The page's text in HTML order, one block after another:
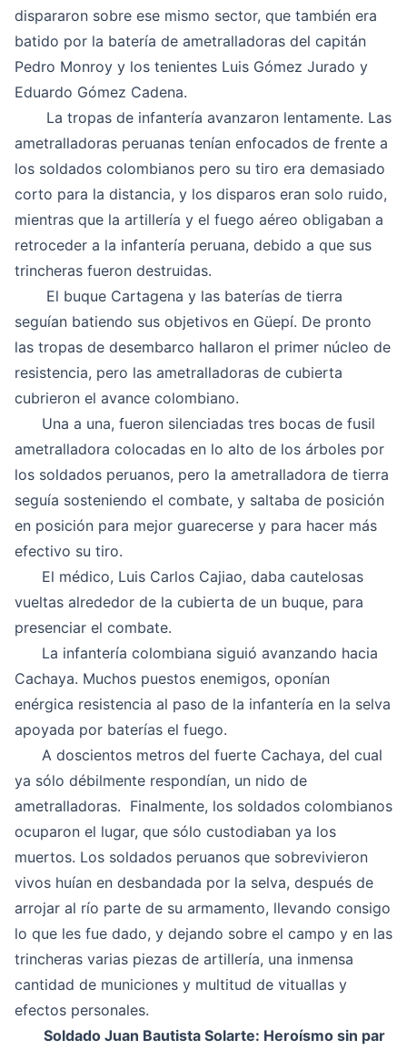
dispararon sobre ese mismo sector, que también era
batido por la batería de ametralladoras del capitán
Pedro Monroy y los tenientes Luis Gómez Jurado y
Eduardo Gómez Cadena.
La tropas de infantería avanzaron lentamente. Las
ametralladoras peruanas tenían enfocados de frente a
los soldados colombianos pero su tiro era demasiado
corto para la distancia, y los disparos eran solo ruido,
mientras que la artillería y el fuego aéreo obligaban a
retroceder a la infantería peruana, debido a que sus
trincheras fueron destruidas.
El buque Cartagena y las baterías de tierra
seguían batiendo sus objetivos en Güepí. De pronto
las tropas de desembarco hallaron el primer núcleo de
resistencia, pero las ametralladoras de cubierta
cubrieron el avance colombiano.
Una a una, fueron silenciadas tres bocas de fusil
ametralladora colocadas en lo alto de los árboles por
los soldados peruanos, pero la ametralladora de tierra
seguía sosteniendo el combate, y saltaba de posición
en posición para mejor guarecerse y para hacer más
efectivo su tiro.
El médico, Luis Carlos Cajiao, daba cautelosas
vueltas alrededor de la cubierta de un buque, para
presenciar el combate.
La infantería colombiana siguió avanzando hacia
Cachaya. Muchos puestos enemigos, oponían
enérgica resistencia al paso de la infantería en la selva
apoyada por baterías el fuego.
A doscientos metros del fuerte Cachaya, del cual
ya sólo débilmente respondían, un nido de
ametralladoras. Finalmente, los soldados colombianos
ocuparon el lugar, que sólo custodiaban ya los
muertos. Los soldados peruanos que sobrevivieron
vivos huían en desbandada por la selva, después de
arrojar al río parte de su armamento, llevando consigo
lo que les fue dado, y dejando sobre el campo y en las
trincheras varias piezas de artillería, una inmensa
cantidad de municiones y multitud de vituallas y
efectos personales.
Soldado Juan Bautista Solarte: Heroísmo sin par